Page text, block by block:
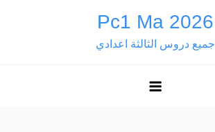
Pc1 Ma 2026
جميع دروس الثالثة اعدادي